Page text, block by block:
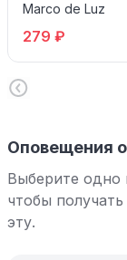
Marco de Luz
279 ₽
Оповещения
Выберите одно
чтобы
эту.